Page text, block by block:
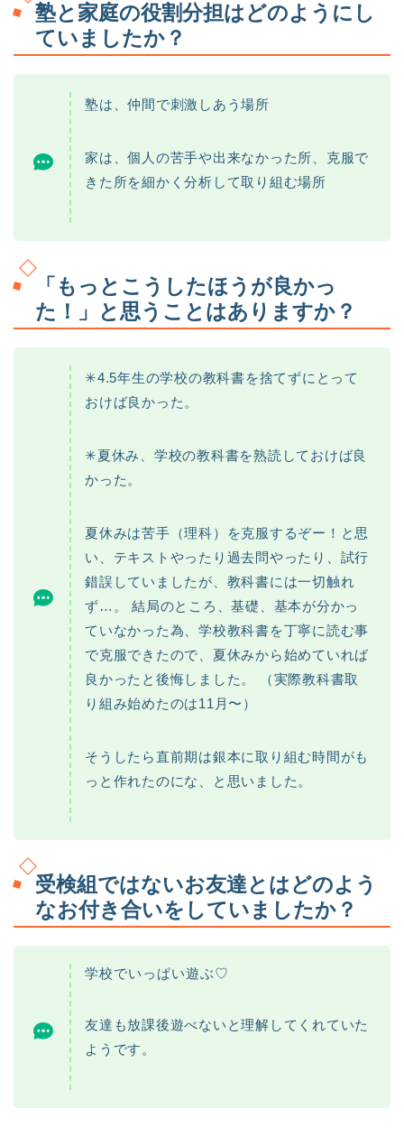
塾と家庭の役割分担はどのようにし
ていましたか？
塾は、仲間で刺激しあう場所
家は、個人の苦手や出来なかった所、克服で
きた所を細かく分析して取り組む場所
「もっとこうしたほうが良かっ
た！」と思うことはありますか？
✳︎4.5年生の学校の教科書を捨てずにとって
おけば良かった。
✳︎夏休み、学校の教科書を熟読しておけば良
かった。
夏休みは苦手（理科）を克服するぞー！と思
い、テキストやったり過去問やったり、試行
錯誤していましたが、教科書には一切触れ
ず…。 結局のところ、基礎、基本が分かっ
ていなかった為、学校教科書を丁寧に読む事
で克服できたので、夏休みから始めていれば
良かったと後悔しました。 （実際教科書取
り組み始めたのは11月〜）
そうしたら直前期は銀本に取り組む時間がも
っと作れたのにな、と思いました。
受検組ではないお友達とはどのよう
なお付き合いをしていましたか？
学校でいっぱい遊ぶ♡
友達も放課後遊べないと理解してくれていた
ようです。